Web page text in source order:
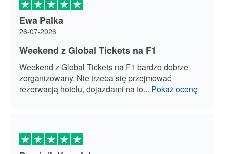
Ewa Palka
26-07-2026
Weekend z Global Tickets na F1
Weekend z Global Tickets na F1 bardzo dobrze
zorganizowany. Nie trzeba się przejmować
rezerwacją hotelu, dojazdami na to... Pokaż ocenę